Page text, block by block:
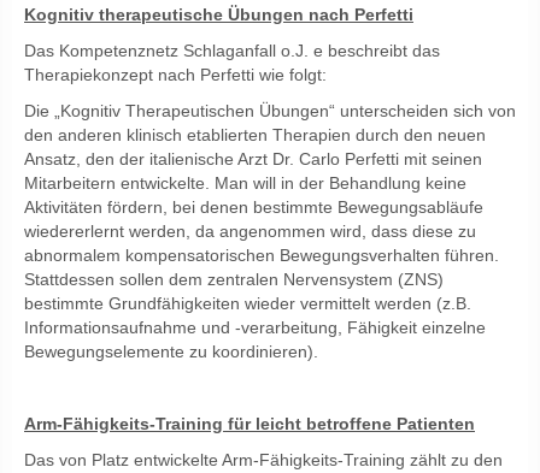
Kognitiv therapeutische Übungen nach Perfetti
Das Kompetenznetz Schlaganfall o.J. e beschreibt das
Therapiekonzept nach Perfetti wie folgt:
Die „Kognitiv Therapeutischen Übungen“ unterscheiden sich von
den anderen klinisch etablierten Therapien durch den neuen
Ansatz, den der italienische Arzt Dr. Carlo Perfetti mit seinen
Mitarbeitern entwickelte. Man will in der Behandlung keine
Aktivitäten fördern, bei denen bestimmte Bewegungsabläufe
wiedererlernt werden, da angenommen wird, dass diese zu
abnormalem kompensatorischen Bewegungsverhalten führen.
Stattdessen sollen dem zentralen Nervensystem (ZNS)
bestimmte Grundfähigkeiten wieder vermittelt werden (z.B.
Informationsaufnahme und -verarbeitung, Fähigkeit einzelne
Bewegungselemente zu koordinieren).
Arm-Fähigkeits-Training für leicht betroffene Patienten
Das von Platz entwickelte Arm-Fähigkeits-Training zählt zu den